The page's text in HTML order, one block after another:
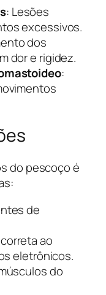
: Lesões
excessivos.
dos
dor e rigidez.
:
do pescoço é
de
ao
eletrônicos.
do